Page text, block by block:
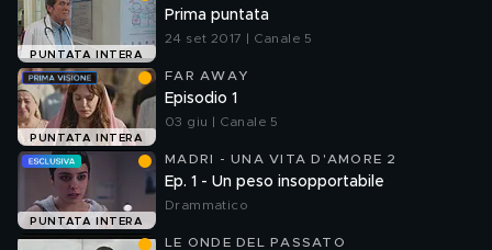
PUNTATA INTERA
Prima puntata
24 set 2017 | Canale 5
PUNTATA INTERA
FAR AWAY
Episodio 1
03 giu | Canale 5
PUNTATA INTERA
MADRI - UNA VITA D'AMORE 2
Ep. 1 - Un peso insopportabile
Drammatico
LE ONDE DEL PASSATO